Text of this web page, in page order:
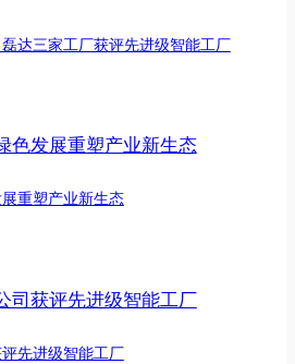
达三家工厂获评先进级智能工厂
重塑产业新生态
先进级智能工厂